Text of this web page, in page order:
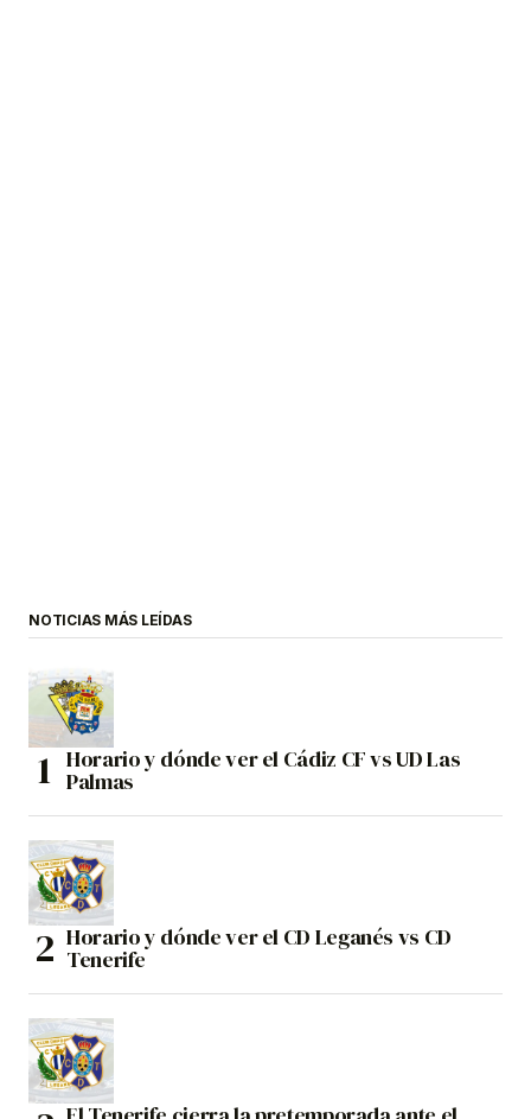
NOTICIAS MÁS LEÍDAS
Horario y dónde ver el Cádiz CF vs UD Las
Palmas
Horario y dónde ver el CD Leganés vs CD
Tenerife